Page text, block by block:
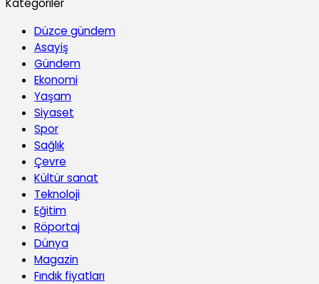
Kategoriler
Düzce gündem
Asayiş
Gündem
Ekonomi
Yaşam
Siyaset
Spor
Sağlık
Çevre
Kültür sanat
Teknoloji
Eğitim
Röportaj
Dünya
Magazin
Fındık fiyatları